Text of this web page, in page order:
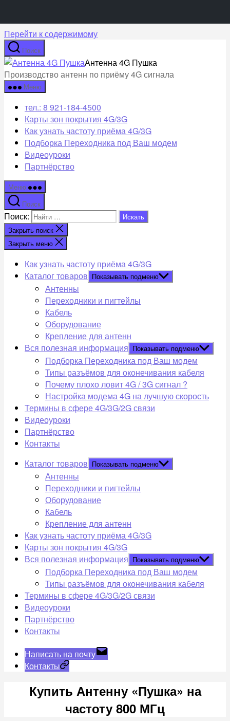
Перейти к содержимому
Поиск
Антенна 4G Пушка
Производство антенн по приёму 4G сигнала
Меню
тел.: 8 921-184-4500
Карты зон покрытия 4G/3G
Как узнать частоту приёма 4G/3G
Подборка Переходника под Ваш модем
Видеоуроки
Партнёрство
Меню
Поиск
Поиск:
Закрыть поиск
Закрыть меню
Как узнать частоту приёма 4G/3G
Каталог товаров Показывать подменю
Антенны
Переходники и пигтейлы
Кабель
Оборудование
Крепление для антенн
Вся полезная информация Показывать подменю
Подборка Переходника под Ваш модем
Типы разъёмов для оконечивания кабеля
Почему плохо ловит 4G / 3G сигнал ?
Настройка модема 4G на лучшую скорость
Термины в сфере 4G/3G/2G связи
Видеоуроки
Партнёрство
Контакты
Каталог товаров Показывать подменю
Антенны
Переходники и пигтейлы
Оборудование
Кабель
Крепление для антенн
Как узнать частоту приёма 4G/3G
Карты зон покрытия 4G/3G
Вся полезная информация Показывать подменю
Подборка Переходника под Ваш модем
Типы разъёмов для оконечивания кабеля
Термины в сфере 4G/3G/2G связи
Видеоуроки
Партнёрство
Контакты
Написать на почту
Контакты
Купить Антенну «Пушка» на
частоту 800 МГц